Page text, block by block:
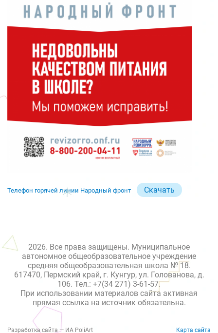
Телефон горячей линии Народный фронт Скачать
2026. Все права защищены. Муниципальное
автономное общеобразовательное учреждение
средняя общеобразовательная школа № 18.
617470, Пермский край, г. Кунгур, ул. Голованова, д.
106. Тел.: +7(34 271) 3-61-57.
При использовании материалов сайта активная
прямая ссылка на источник обязательна.
Разработка сайта — ИА PoliArt Карта сайта